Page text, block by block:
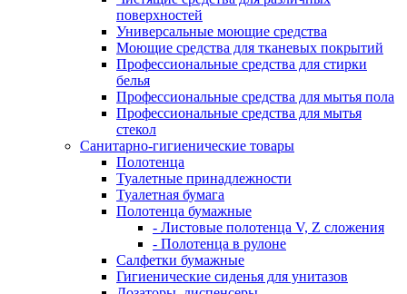
поверхностей
Универсальные моющие средства
Моющие средства для тканевых покрытий
Профессиональные средства для стирки
белья
Профессиональные средства для мытья пола
Профессиональные средства для мытья
стекол
Санитарно-гигиенические товары
Полотенца
Туалетные принадлежности
Туалетная бумага
Полотенца бумажные
- Листовые полотенца V, Z сложения
- Полотенца в рулоне
Салфетки бумажные
Гигиенические сиденья для унитазов